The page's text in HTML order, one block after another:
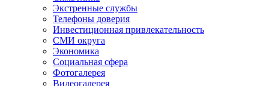
Экстренные службы
Телефоны доверия
Инвестиционная привлекательность
СМИ округа
Экономика
Социальная сфера
Фотогалерея
Видеогалерея